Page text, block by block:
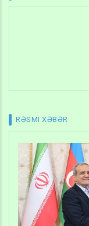
RƏSMI XƏBƏR